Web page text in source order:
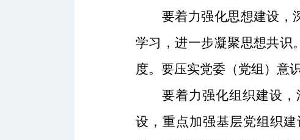
要着力强化思想建设，
学习，进一步凝聚思想共识
度。要压实党委（党组）意
要着力强化组织建设，
设，重点加强基层党组织